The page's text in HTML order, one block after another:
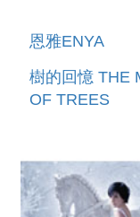
恩雅ENYA
樹的回憶 THE
OF TREES